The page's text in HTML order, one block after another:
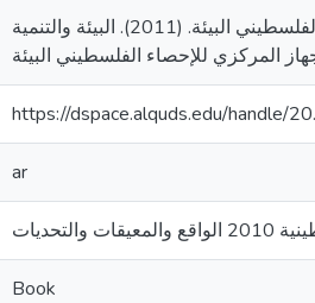
الجهاز المركزي للإحصاء الفلسطيني البيئة، السلطة الوطنية الفلسطينية الجهاز المركزي للإحصاء الفلسطيني البيئة. (2011). البيئة والتنمية
https://dspace.alquds.edu/handle/
ar
Book